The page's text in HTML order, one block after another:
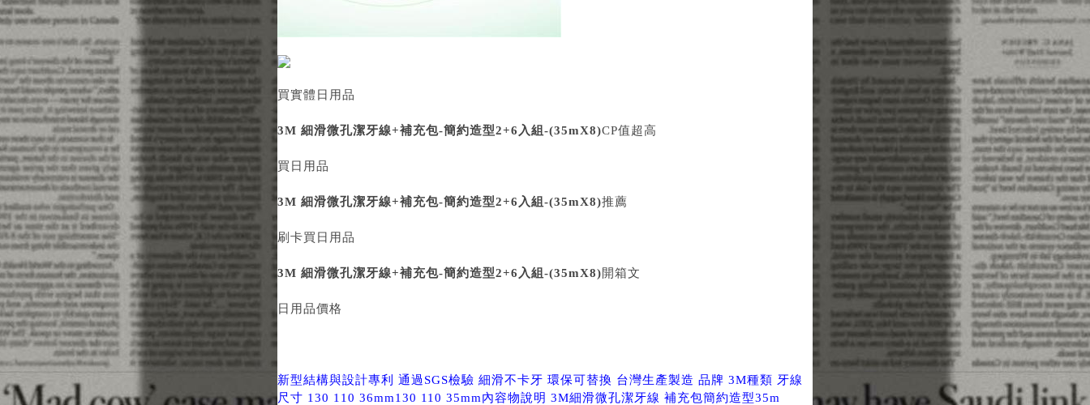
買實體日用品
3M 細滑微孔潔牙線+補充包-簡約造型2+6入組-(35mX8)CP值超高
買日用品
3M 細滑微孔潔牙線+補充包-簡約造型2+6入組-(35mX8)推薦
刷卡買日用品
3M 細滑微孔潔牙線+補充包-簡約造型2+6入組-(35mX8)開箱文
日用品價格
新型結構與設計專利 通過SGS檢驗 細滑不卡牙 環保可替換 台灣生產製造 品牌 3M種類 牙線
尺寸 130 110 36mm130 110 35mm內容物說明 3M細滑微孔潔牙線 補充包簡約造型35m